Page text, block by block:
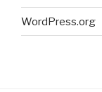
WordPress.org